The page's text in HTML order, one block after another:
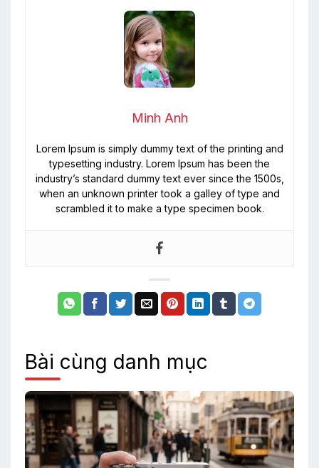
Minh Anh
Lorem Ipsum is simply dummy text of the printing and
typesetting industry. Lorem Ipsum has been the
industry’s standard dummy text ever since the 1500s,
when an unknown printer took a galley of type and
scrambled it to make a type specimen book.
Bài cùng danh mục